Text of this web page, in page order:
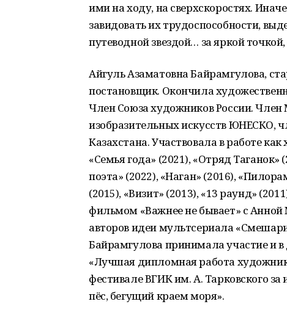
ими на ходу, на сверхскоростях.
завидовать их трудоспособности,
путеводной звездой… за яркой
Айгуль Азаматовна Байрамгулова,
постановщик. Окончила
Член Союза художников России.
изобразительных искусств ЮНЕСКО,
Казахстана. Участвовала в работе
«Семья года» (2021), «Отряд
поэта» (2022), «Наган» (2016),
(2015), «Визит» (2013), «13 раунд»
фильмом «Важнее не бывает» с
авторов идеи мультсериала
Байрамгулова принимала участие и
«Лучшая дипломная работа
фестивале ВГИК им. А. Тарковского
пёс, бегущий краем моря».